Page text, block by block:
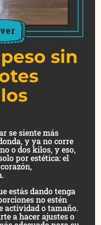
sin
se siente más
y ya no corre
o dos kilos, y eso,
por estética: el
estás dando tenga
no estén
actividad o tamaño.
a hacer ajustes o